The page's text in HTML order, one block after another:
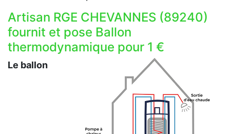
Artisan RGE CHEVANNES (89240)
fournit et pose Ballon
thermodynamique pour 1 €
Le ballon